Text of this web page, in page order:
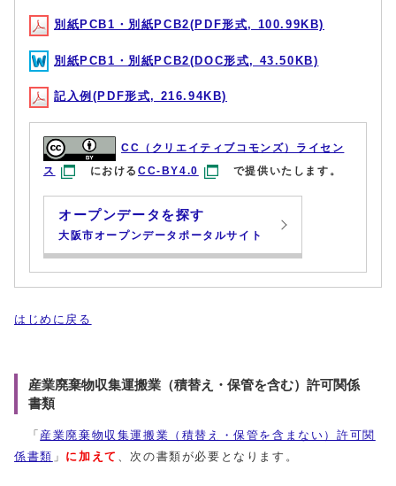
別紙PCB1・別紙PCB2(PDF形式, 100.99KB)
別紙PCB1・別紙PCB2(DOC形式, 43.50KB)
記入例(PDF形式, 216.94KB)
CC（クリエイティブコモンズ）ライセン
ス
におけるCC-BY4.0 で提供いたします。
オープンデータを探す
大阪市オープンデータポータルサイト
はじめに戻る
産業廃棄物収集運搬業（積替え・保管を含む）許可関係
書類
「 産業廃棄物収集運搬業（積替え・保管を含まない）許可関
係書類 」 に加えて 、次の書類が必要となります。